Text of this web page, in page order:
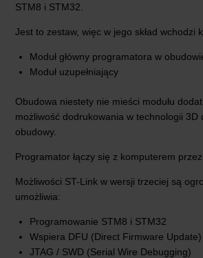
STM8 i STM32.
Jest to zestaw, więc w jego skład wchodzi
Moduł główny programatora w
Moduł uzupełniający
Obudowa niestety nie mieści modułu
możliwość dodrukowania w technologii 3D
obudowy.
Programator łączy się z komputerem
Możliwości ST-Link w wersji trzeciej są
umożliwia:
Programowanie STM8 i STM32
Wspiera DFU (Direct Firmware Update)
JTAG / SWD (Serial Wire Debugging)